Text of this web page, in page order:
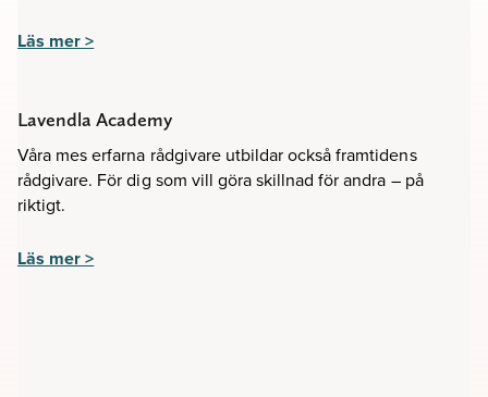
Läs mer >
Lavendla Academy
Våra mes erfarna rådgivare utbildar också framtidens
rådgivare. För dig som vill göra skillnad för andra – på
riktigt.
Läs mer >